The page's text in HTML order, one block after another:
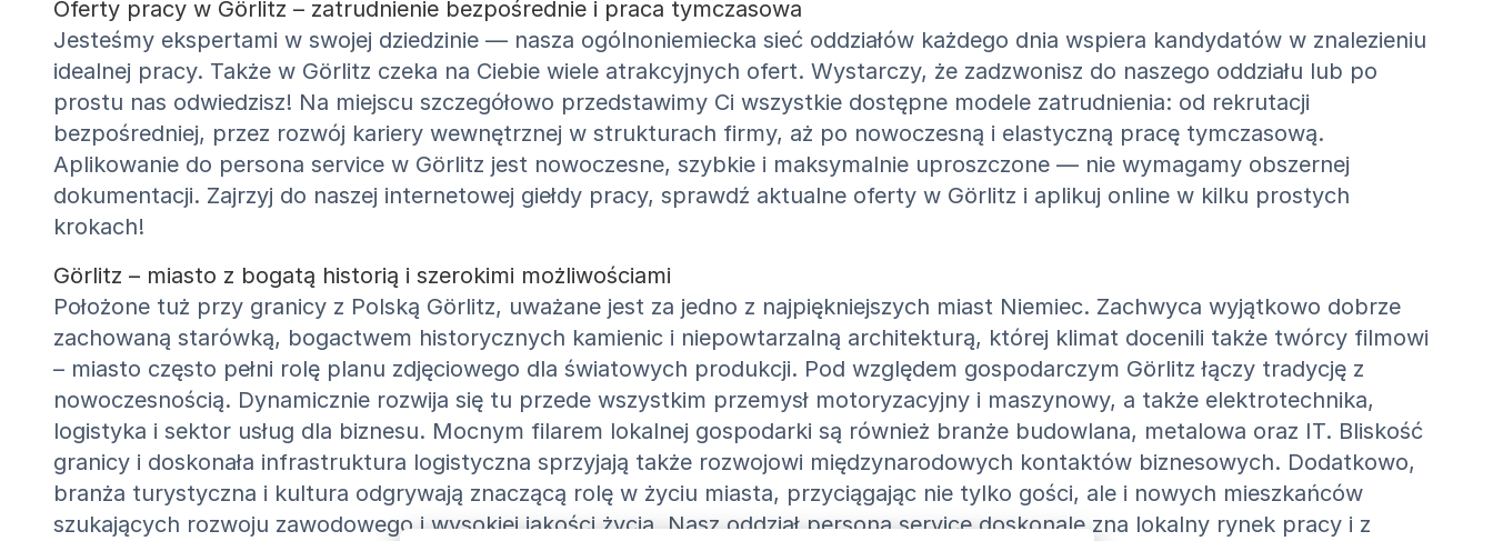
Oferty pracy w Görlitz – zatrudnienie bezpośrednie i praca tymczasowa
Jesteśmy ekspertami w swojej dziedzinie — nasza ogólnoniemiecka sieć oddziałów każdego dnia wspiera kandydatów w znalezieniu
idealnej pracy. Także w Görlitz czeka na Ciebie wiele atrakcyjnych ofert. Wystarczy, że zadzwonisz do naszego oddziału lub po
prostu nas odwiedzisz! Na miejscu szczegółowo przedstawimy Ci wszystkie dostępne modele zatrudnienia: od rekrutacji
bezpośredniej, przez rozwój kariery wewnętrznej w strukturach firmy, aż po nowoczesną i elastyczną pracę tymczasową.
Aplikowanie do persona service w Görlitz jest nowoczesne, szybkie i maksymalnie uproszczone — nie wymagamy obszernej
dokumentacji. Zajrzyj do naszej internetowej giełdy pracy, sprawdź aktualne oferty w Görlitz i aplikuj online w kilku prostych
krokach!
Görlitz – miasto z bogatą historią i szerokimi możliwościami
Położone tuż przy granicy z Polską Görlitz, uważane jest za jedno z najpiękniejszych miast Niemiec. Zachwyca wyjątkowo dobrze
zachowaną starówką, bogactwem historycznych kamienic i niepowtarzalną architekturą, której klimat docenili także twórcy filmowi
– miasto często pełni rolę planu zdjęciowego dla światowych produkcji. Pod względem gospodarczym Görlitz łączy tradycję z
nowoczesnością. Dynamicznie rozwija się tu przede wszystkim przemysł motoryzacyjny i maszynowy, a także elektrotechnika,
logistyka i sektor usług dla biznesu. Mocnym filarem lokalnej gospodarki są również branże budowlana, metalowa oraz IT. Bliskość
granicy i doskonała infrastruktura logistyczna sprzyjają także rozwojowi międzynarodowych kontaktów biznesowych. Dodatkowo,
branża turystyczna i kultura odgrywają znaczącą rolę w życiu miasta, przyciągając nie tylko gości, ale i nowych mieszkańców
szukających rozwoju zawodowego i wysokiej jakości życia. Nasz oddział persona service doskonale zna lokalny rynek pracy i z